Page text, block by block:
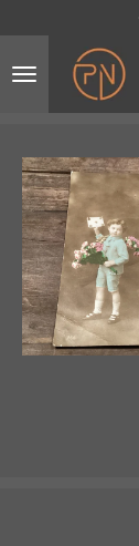
naar
hoofdinhoud